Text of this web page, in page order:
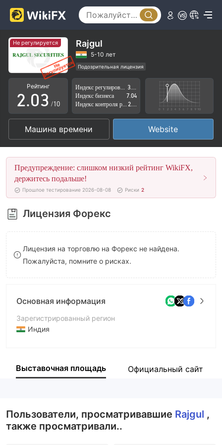
Не регулируется Rajgul
5-10 лет
Подозрительная лицензия
Регион деятельности подозрителен
Высокие потенциальные риски
Рейтинг
0
1
2
3
4
5
6
7
8
9
.0
1
2
3
4
5
6
7
8
9
0
1
2
3
4
5
6
7
8
9
/10
Индекс бизнеса
7.04
Машина времени Website
Предупреждение: слишком низкий рейтинг WikiFX,
держитесь подальше!
Прошлое тестирование 2026-08-08 Риски 2
Лицензия Форекс
Лицензия на торговлю на Форекс не найдена.
Пожалуйста, помните о рисках.
Основная информация
Зарегистрированный регион
Индия
Компания
Выставочная площадь Официальный сайт
Пользователи, просматривавшие Rajgul ,
также просматривали..